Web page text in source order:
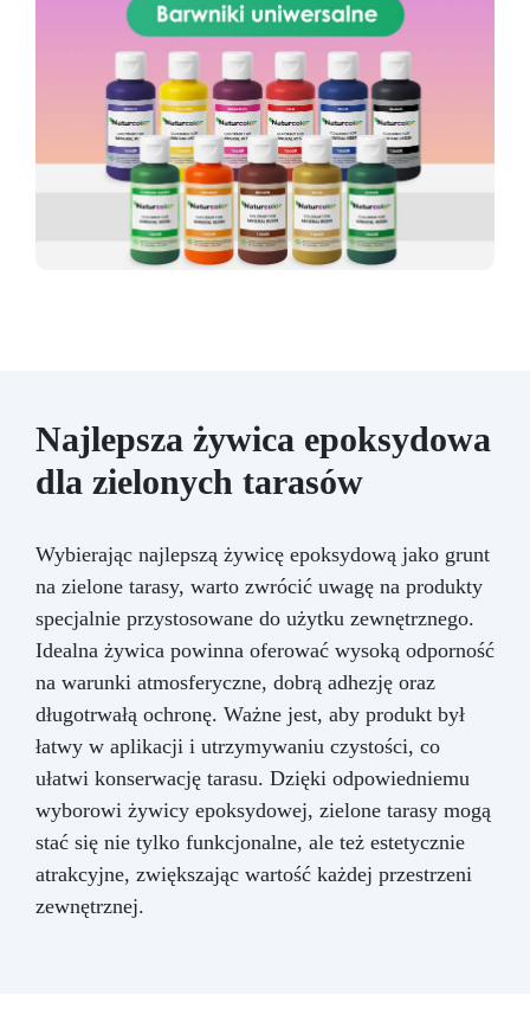
Najlepsza żywica epoksydowa
dla zielonych tarasów
Wybierając najlepszą żywicę epoksydową jako grunt
na zielone tarasy, warto zwrócić uwagę na produkty
specjalnie przystosowane do użytku zewnętrznego.
Idealna żywica powinna oferować wysoką odporność
na warunki atmosferyczne, dobrą adhezję oraz
długotrwałą ochronę. Ważne jest, aby produkt był
łatwy w aplikacji i utrzymywaniu czystości, co
ułatwi konserwację tarasu. Dzięki odpowiedniemu
wyborowi żywicy epoksydowej, zielone tarasy mogą
stać się nie tylko funkcjonalne, ale też estetycznie
atrakcyjne, zwiększając wartość każdej przestrzeni
zewnętrznej.